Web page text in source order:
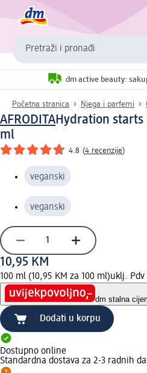
Pretraži i pronađi
dm active beauty:
Početna stranica Njega i parfemi
AFRODITAHydration
ml
4.8 (4 recenzije)
veganski
veganski
10,95 KM
100 ml (10,95 KM za 100 ml)uklj. Pdv
dm stalna
Dodati u korpu
Dostupno online
Standardna dostava za 2-3 radnih